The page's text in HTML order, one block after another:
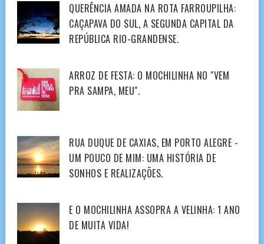
QUERÊNCIA AMADA NA ROTA FARROUPILHA:
CAÇAPAVA DO SUL, A SEGUNDA CAPITAL DA
REPÚBLICA RIO-GRANDENSE.
ARROZ DE FESTA: O MOCHILINHA NO "VEM
PRA SAMPA, MEU".
RUA DUQUE DE CAXIAS, EM PORTO ALEGRE -
UM POUCO DE MIM: UMA HISTÓRIA DE
SONHOS E REALIZAÇÕES.
E O MOCHILINHA ASSOPRA A VELINHA: 1 ANO
DE MUITA VIDA!